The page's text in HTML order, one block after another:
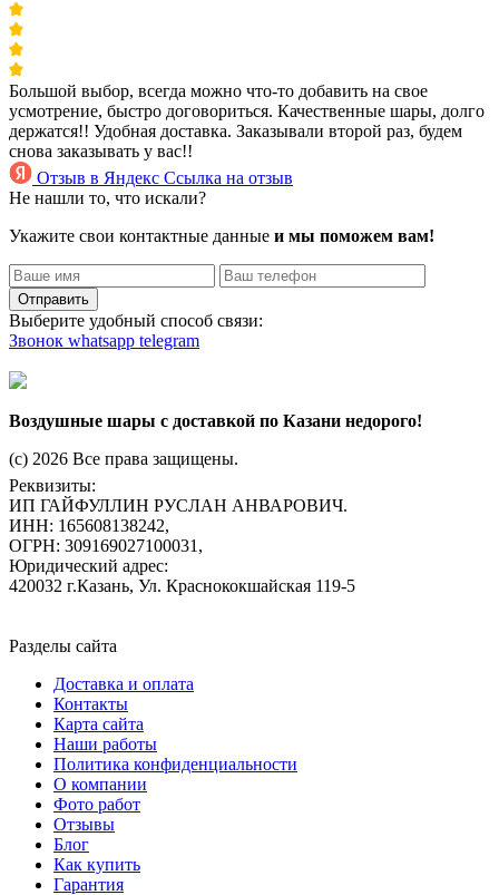
Большой выбор, всегда можно что-то добавить на свое
усмотрение, быстро договориться. Качественные шары, долго
держатся!! Удобная доставка. Заказывали второй раз, будем
снова заказывать у вас!!
Отзыв в Яндекс Ссылка на отзыв
Не нашли то, что искали?
Укажите свои контактные данные и мы поможем вам!
Отправить
Выберите удобный способ связи:
Звонок whatsapp telegram
Воздушные шары с доставкой по Казани недорого!
(c) 2026 Все права защищены.
Реквизиты:
ИП ГАЙФУЛЛИН РУСЛАН АНВАРОВИЧ.
ИНН: 165608138242,
ОГРН: 309169027100031,
Юридический адрес:
420032 г.Казань, Ул. Краснококшайская 119-5
Разделы сайта
Доставка и оплата
Контакты
Карта сайта
Наши работы
Политика конфиденциальности
О компании
Фото работ
Отзывы
Блог
Как купить
Гарантия